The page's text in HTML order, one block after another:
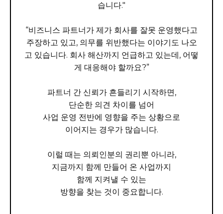
습니다."
“비즈니스 파트너가 제가 회사를 잘못 운영했다고
주장하고 있고, 의무를 위반했다는 이야기도 나오
고 있습니다. 회사 해산까지 언급하고 있는데, 어떻
게 대응해야 할까요?”
파트너 간 신뢰가 흔들리기 시작하면,
단순한 의견 차이를 넘어
사업 운영 전반에 영향을 주는 상황으로
이어지는 경우가 많습니다.
이럴 때는 의뢰인분의 권리뿐 아니라,
지금까지 함께 만들어 온 사업까지
함께 지켜낼 수 있는
방향을 찾는 것이 중요합니다.